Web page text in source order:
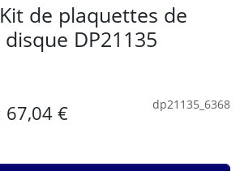
de plaquettes de
DP21135
67,04 € dp21135_6368